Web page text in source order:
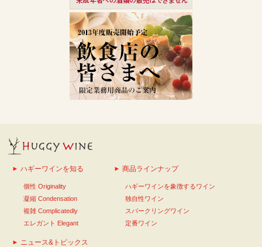
ハギーワインを知る
個性 Originality
凝縮 Condensation
複雑 Complicatedly
エレガント Elegant
商品ラインナップ
ハギーワインを象徴するワイン
独自性ワイン
スパークリングワイン
定番ワイン
ニュース&トピックス